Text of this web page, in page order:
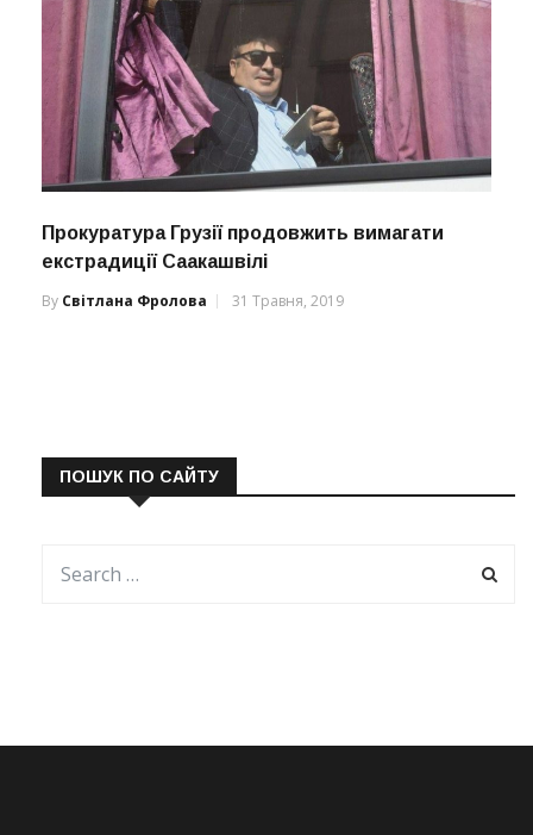
Прокуратура Грузії продовжить вимагати
екстрадиції Саакашвілі
By Світлана Фролова 31 Травня, 2019
ПОШУК ПО САЙТУ